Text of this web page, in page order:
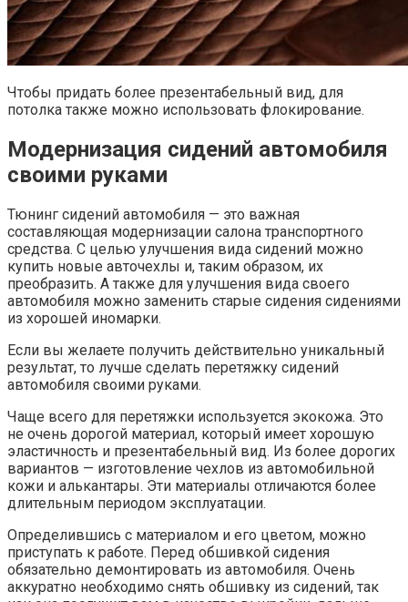
Чтобы придать более презентабельный вид, для
потолка также можно использовать флокирование.
Модернизация сидений автомобиля
своими руками
Тюнинг сидений автомобиля — это важная
составляющая модернизации салона транспортного
средства. С целью улучшения вида сидений можно
купить новые авточехлы и, таким образом, их
преобразить. А также для улучшения вида своего
автомобиля можно заменить старые сидения сидениями
из хорошей иномарки.
Если вы желаете получить действительно уникальный
результат, то лучше сделать перетяжку сидений
автомобиля своими руками.
Чаще всего для перетяжки используется экокожа. Это
не очень дорогой материал, который имеет хорошую
эластичность и презентабельный вид. Из более дорогих
вариантов — изготовление чехлов из автомобильной
кожи и алькантары. Эти материалы отличаются более
длительным периодом эксплуатации.
Определившись с материалом и его цветом, можно
приступать к работе. Перед обшивкой сидения
обязательно демонтировать из автомобиля. Очень
аккуратно необходимо снять обшивку из сидений, так